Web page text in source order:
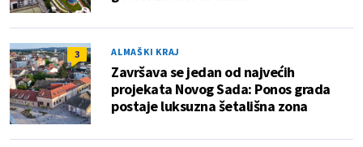
3 ALMAŠKI KRAJ
Završava se jedan od najvećih
projekata Novog Sada: Ponos grada
postaje luksuzna šetališna zona